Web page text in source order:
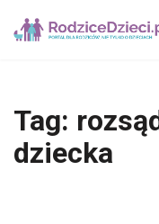
Tag:
dziecka